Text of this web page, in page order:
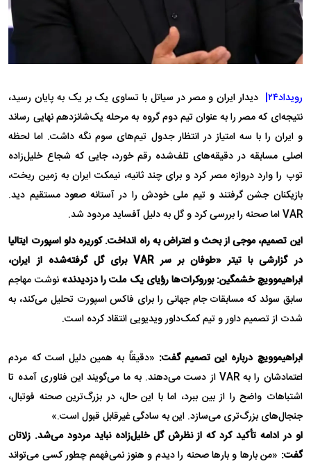
رویداد۲۴|
دیدار ایران و مصر در سیاتل با تساوی یک بر یک به پایان رسید،
نتیجه‌ای که مصر را به عنوان تیم دوم گروه به مرحله یک‌شانزدهم نهایی رساند
و ایران را با سه امتیاز در انتظار جدول تیم‌های سوم نگه داشت. اما لحظه
اصلی مسابقه در دقیقه‌های تلف‌شده رقم خورد، جایی که شجاع خلیل‌زاده
توپ را وارد دروازه مصر کرد و برای چند ثانیه، نیمکت ایران به زمین ریخت،
بازیکنان جشن گرفتند و تیم ملی خودش را در آستانه صعود مستقیم دید.
VAR اما صحنه را بررسی کرد و گل به دلیل آفساید مردود شد.
این تصمیم، موجی از بحث و اعتراض به راه انداخت. کوریره دلو اسپورت ایتالیا
در گزارشی با تیتر «طوفان بر سر VAR برای گل گرفته‌شده از ایران،
ابراهیموویچ خشمگین: بوروکرات‌ها رؤیای یک ملت را دزدیدند» نوشت مهاجم
سابق سوئد که مسابقات جام جهانی را برای فاکس اسپورت تحلیل می‌کند، به
شدت از تصمیم داور و تیم کمک‌داور ویدیویی انتقاد کرده است.
ابراهیموویچ درباره این تصمیم گفت: «دقیقاً به همین دلیل است که مردم
اعتمادشان را به VAR از دست می‌دهند. به ما می‌گویند این فناوری آمده تا
اشتباهات واضح را از بین ببرد، اما با این حال، در بزرگ‌ترین صحنه فوتبال،
جنجال‌های بزرگ‌تری می‌سازد. این به سادگی غیرقابل قبول است.»
او در ادامه تأکید کرد که از نظرش گل خلیل‌زاده نباید مردود می‌شد. زلاتان
گفت: «من بارها و بارها صحنه را دیدم و هنوز نمی‌فهمم چطور کسی می‌تواند